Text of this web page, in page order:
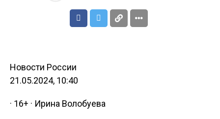
Новости России
21.05.2024, 10:40
· 16+ · Ирина Волобуева